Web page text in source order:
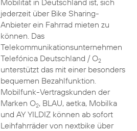
Mobilität in Deutschland ist, sich
jederzeit über Bike Sharing-
Anbieter ein Fahrrad mieten zu
können. Das
Telekommunikationsunternehmen
Telefónica Deutschland / O2
unterstützt das mit einer besonders
bequemen Bezahlfunktion.
Mobilfunk-Vertragskunden der
Marken O2, BLAU, aetka, Mobilka
und AY YILDIZ können ab sofort
Leihfahrräder von nextbike über